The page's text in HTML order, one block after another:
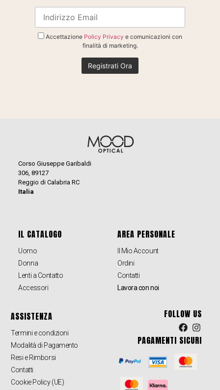
Accettazione Policy Privacy e comunicazioni con
finalità di marketing.
Corso Giuseppe Garibaldi
306, 89127
Reggio di Calabria RC
Italia
IL CATALOGO
Uomo
Donna
Lenti a Contatto
Accessori
AREA PERSONALE
Il Mio Account
Ordini
Contatti
Lavora con noi
ASSISTENZA
Termini e condizioni
Modalità di Pagamento
Resi e Rimborsi
Contatti
Cookie Policy (UE)
FOLLOW US
PAGAMENTI SICURI